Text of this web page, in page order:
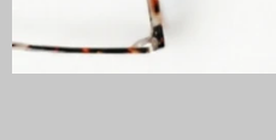
La forma frontal cuenta con un
integrada.